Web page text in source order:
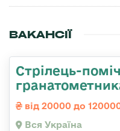
ВАКАНСІЇ
Стрілець-
від 20000 до
Вся Україна